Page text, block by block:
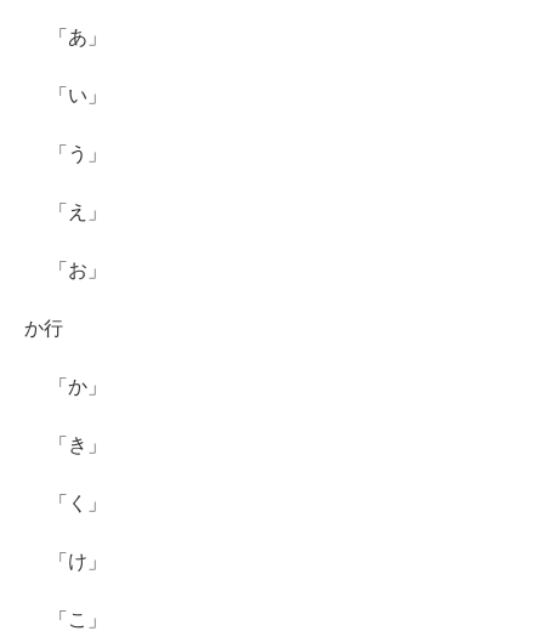
「あ」
「い」
「う」
「え」
「お」
か行
「か」
「き」
「く」
「け」
「こ」